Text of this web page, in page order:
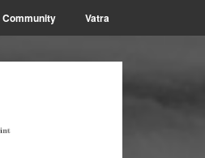
Community Vatra